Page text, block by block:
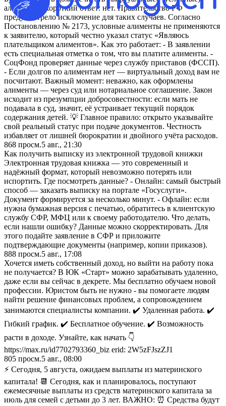
алименты? Короткий ответ: нет. Правительство РФ
предусмотрело исключение для таких случаев. Согласно
Постановлению № 2173, условные алименты не применяются
к заявителю, который честно указал статус «Являюсь
плательщиком алиментов». Как это работает: - В заявлении
есть специальная отметка о том, что вы платите алименты. -
СоцФонд проверяет данные через службу приставов (ФССП).
- Если долгов по алиментам нет — виртуальный доход вам не
посчитают. Важный момент: неважно, как оформлены
алименты — через суд или нотариальное соглашение. Закон
исходит из презумпции добросовестности: если мать не
подавала в суд, значит, её устраивает текущий порядок
содержания детей. 💡 Главное правило: открыто указывайте
свой реальный статус при подаче документов. Честность
избавляет от лишней бюрократии и двойного учёта расходов.
868 просм.5 авг., 21:30
Как получить выписку из электронной трудовой книжки
Электронная трудовая книжка — это современный и
надёжный формат, который невозможно потерять или
испортить. Где посмотреть данные? - Онлайн: самый быстрый
способ — заказать выписку на портале «Госуслуги».
Документ формируется за несколько минут. - Офлайн: если
нужна бумажная версия с печатью, обратитесь в клиентскую
службу СФР, МФЦ или к своему работодателю. Что делать,
если нашли ошибку? Данные можно скорректировать. Для
этого подайте заявление в СФР и приложите
подтверждающие документы (например, копии приказов).
888 просм.5 авг., 17:08
Хочется иметь собственный доход, но выйти на работу пока
не получается? В ЮК «Старт» можно зарабатывать удаленно,
даже если вы сейчас в декрете. Мы бесплатно обучаем новой
профессии. Юристом быть не нужно - вы помогаете людям
найти решение финансовых проблем, а сопровождением
занимаются специалисты компании. ✔️ Удаленная работа. ✔️
Гибкий график. ✔️ Бесплатное обучение. ✔️ Возможность
расти в доходе. Узнайте, как начать 👇
https://max.ru/id7702793360_biz erid: 2W5zFJszZJ1
805 просм.5 авг., 08:00
⚡️ Сегодня, 5 августа, ожидаем выплаты из материнского
капитала! 📆 Сегодня, как и планировалось, поступают
ежемесячные выплаты из средств материнского капитала за
июль для семей с детьми до 3 лет. ВАЖНО: ⏰ Средства будут